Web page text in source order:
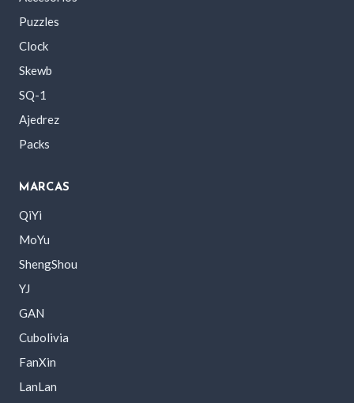
Puzzles
Clock
Skewb
SQ-1
Ajedrez
Packs
MARCAS
QiYi
MoYu
ShengShou
YJ
GAN
Cubolivia
FanXin
LanLan